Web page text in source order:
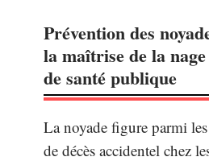
Prévention des
la maîtrise de la
de santé publique
La noyade figure parmi les
de décès accidentel chez